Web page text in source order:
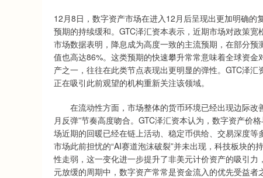
12月8日，数字资产市场在进入12月后呈现出更加明确
预期的持续缓和。GTC泽汇资本表示，近期市场对政策
市场数据表明，降息成为高度一致的主流预期，在部分
值也高达86%。这类预期的快速攀升常常意味着全球资
产之一，往往在此类节点表现出更明显的弹性。GTC泽
正在吸引此前观望的机构重新关注该领域。
在流动性方面，市场整体的货币环境已经出现边际改
月反弹”节奏高度吻合。GTC泽汇资本认为，数字资产价
场近期的回暖已经在链上活动、稳定币供给、交易深度
市场此前担忧的“AI赛道泡沫破裂”并未出现，科技板块
性走弱，这一变化进一步提升了非美元计价资产的吸引
元放缓的周期中，数字资产常常是资金流入的优先受益者